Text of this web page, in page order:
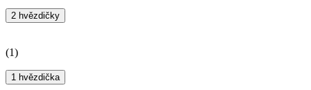
2 hvězdičky
(1)
1 hvězdička